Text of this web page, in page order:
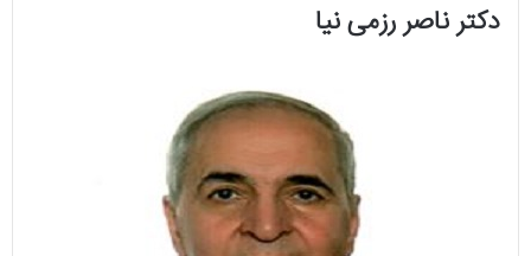
دکتر ناصر رزمی نیا